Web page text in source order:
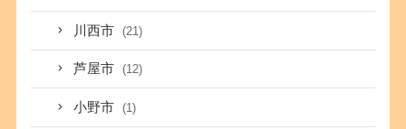
川西市 (21)
芦屋市 (12)
小野市 (1)